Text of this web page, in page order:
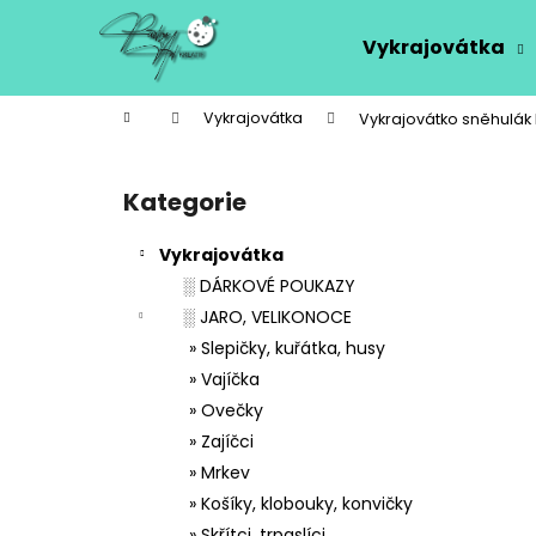
Vykrajovátka
Domů Vykrajovátka Vykrajovátko sněhulák
Přeskočit
kategorie
Kategorie
Vykrajovátka
░ DÁRKOVÉ POUKAZY
░ JARO, VELIKONOCE
» Slepičky, kuřátka, husy
» Vajíčka
» Ovečky
» Zajíčci
» Mrkev
» Košíky, klobouky, konvičky
í
Zpět
do
Zpět
do